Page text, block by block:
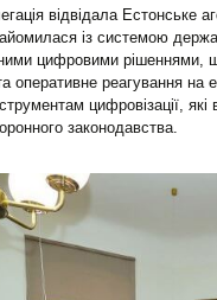
відвідала Естонське
із системою
цифровими рішеннями,
оперативне реагування на
цифровізації,
законодавства.